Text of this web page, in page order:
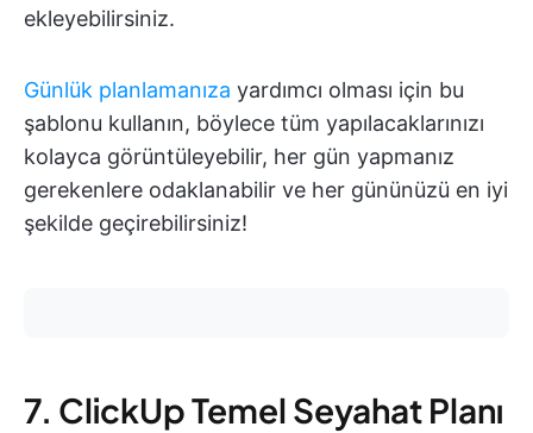
ekleyebilirsiniz.
Günlük planlamanıza yardımcı olması için bu
şablonu kullanın, böylece tüm yapılacaklarınızı
kolayca görüntüleyebilir, her gün yapmanız
gerekenlere odaklanabilir ve her gününüzü en iyi
şekilde geçirebilirsiniz!
7. ClickUp Temel Seyahat Planı